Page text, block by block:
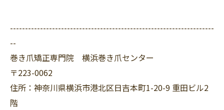
--------------------------------------------------------------------
--
巻き爪矯正専門院 横浜巻き爪センター
〒223-0062
住所：神奈川県横浜市港北区日吉本町1-20-9 重田ビル2
階